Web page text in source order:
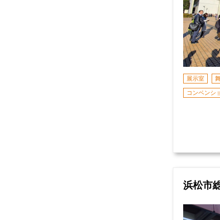
展示室
コンベンシ
浜松市